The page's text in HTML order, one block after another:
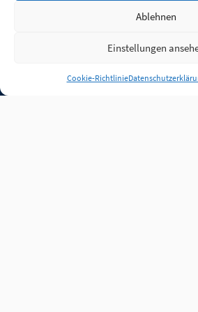
Ablehnen
Einstellungen
Cookie-Richtlinie
Anmelden
Jobs Partner FAQ